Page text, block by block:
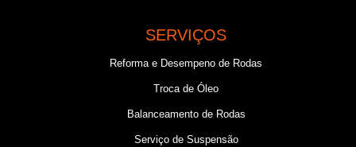
SERVIÇOS
Reforma e Desempeno de Rodas
Troca de Óleo
Balanceamento de Rodas
Serviço de Suspensão